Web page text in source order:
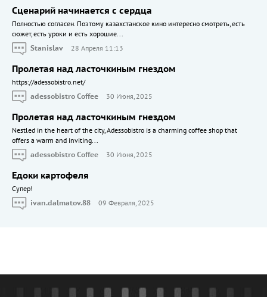
Сценарий начинается с сердца
Полностью согласен. Поэтому казахстанское кино интересно смотреть, есть
сюжет, есть уроки и есть хорошие...
Stanislav
28 Апреля 11:13
Пролетая над ласточкиным гнездом
https://adessobistro.net/
adessobistro Coffee
30 Июня, 2025
Пролетая над ласточкиным гнездом
Nestled in the heart of the city, Adessobistro is a charming coffee shop that
offers a warm and inviting...
adessobistro Coffee
30 Июня, 2025
Едоки картофеля
Cупер!
ivan.dalmatov.88
09 Февраля, 2025